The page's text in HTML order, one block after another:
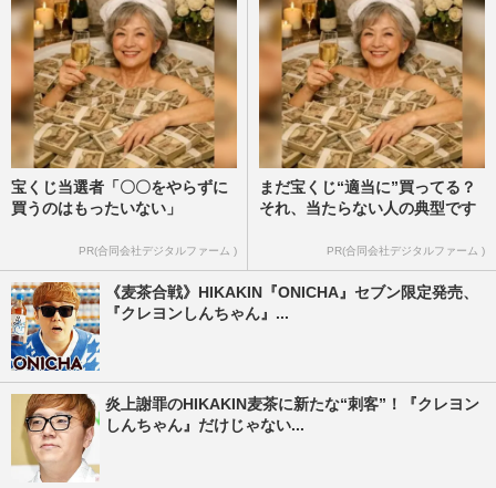
宝くじ当選者「〇〇をやらずに
買うのはもったいない」
PR(合同会社デジタルファーム )
まだ宝くじ“適当に”買ってる？
それ、当たらない人の典型です
PR(合同会社デジタルファーム )
《麦茶合戦》HIKAKIN『ONICHA』セブン限定発売、
『クレヨンしんちゃん』...
炎上謝罪のHIKAKIN麦茶に新たな“刺客”！『クレヨン
しんちゃん』だけじゃない...